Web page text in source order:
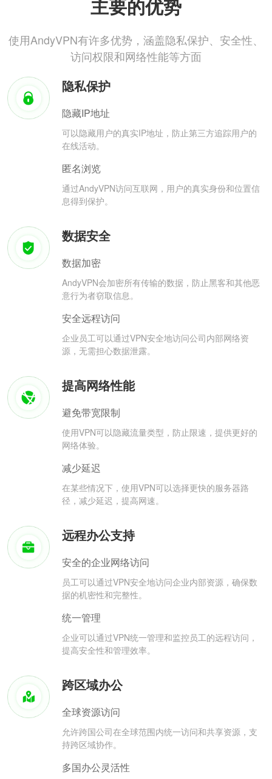
主要的优势
使用AndyVPN有许多优势，涵盖隐私保护、安全性、
访问权限和网络性能等方面
隐私保护
隐藏IP地址
可以隐藏用户的真实IP地址，防止第三方追踪用户的
在线活动。
匿名浏览
通过AndyVPN访问互联网，用户的真实身份和位置信
息得到保护。
数据安全
数据加密
AndyVPN会加密所有传输的数据，防止黑客和其他恶
意行为者窃取信息。
安全远程访问
企业员工可以通过VPN安全地访问公司内部网络资
源，无需担心数据泄露。
提高网络性能
避免带宽限制
使用VPN可以隐藏流量类型，防止限速，提供更好的
网络体验。
减少延迟
在某些情况下，使用VPN可以选择更快的服务器路
径，减少延迟，提高网速。
远程办公支持
安全的企业网络访问
员工可以通过VPN安全地访问企业内部资源，确保数
据的机密性和完整性。
统一管理
企业可以通过VPN统一管理和监控员工的远程访问，
提高安全性和管理效率。
跨区域办公
全球资源访问
允许跨国公司在全球范围内统一访问和共享资源，支
持跨区域协作。
多国办公灵活性